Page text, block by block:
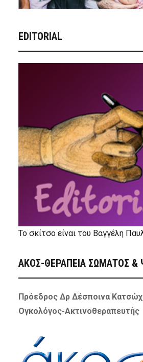
EDITORIAL
Το σκίτσο είναι του Βαγγέλη
ΑΚΟΣ-ΘΕΡΑΠΕΙΑ ΣΩΜΑΤΟΣ &
Πρόεδρος Δρ Δέσποινα
Ογκολόγος-Ακτινοθεραπευτής